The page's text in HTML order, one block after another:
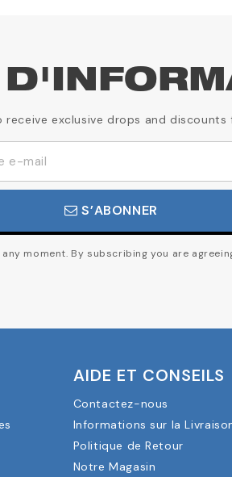
receive exclusive drops and discounts
S’ABONNER
moment. By subscribing you are
AIDE ET CONSEILS
Contactez-nous
Informations sur la
Politique de Retour
Notre Magasin